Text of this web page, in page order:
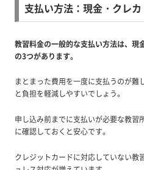
支払い方法：現金・クレ
教習料金の一般的な支払い方法は、現
の3つがあります。
まとまった費用を一度に支払うのが難
と負担を軽減しやすいでしょう。
申し込み前までに支払いが必要な教習
に確認しておくと安心です。
クレジットカードに対応していない教